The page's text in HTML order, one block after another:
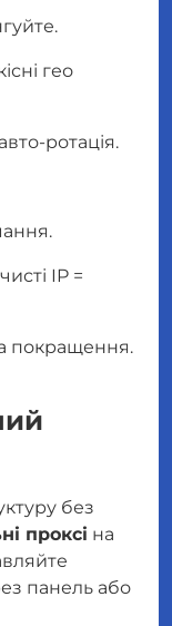
гео
ротація.
IP =
покращення.
без
проксі на
панель або